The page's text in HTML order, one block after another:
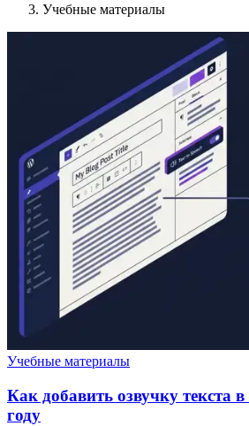
Учебные материалы
Учебные материалы
Как добавить озвучку текста
году